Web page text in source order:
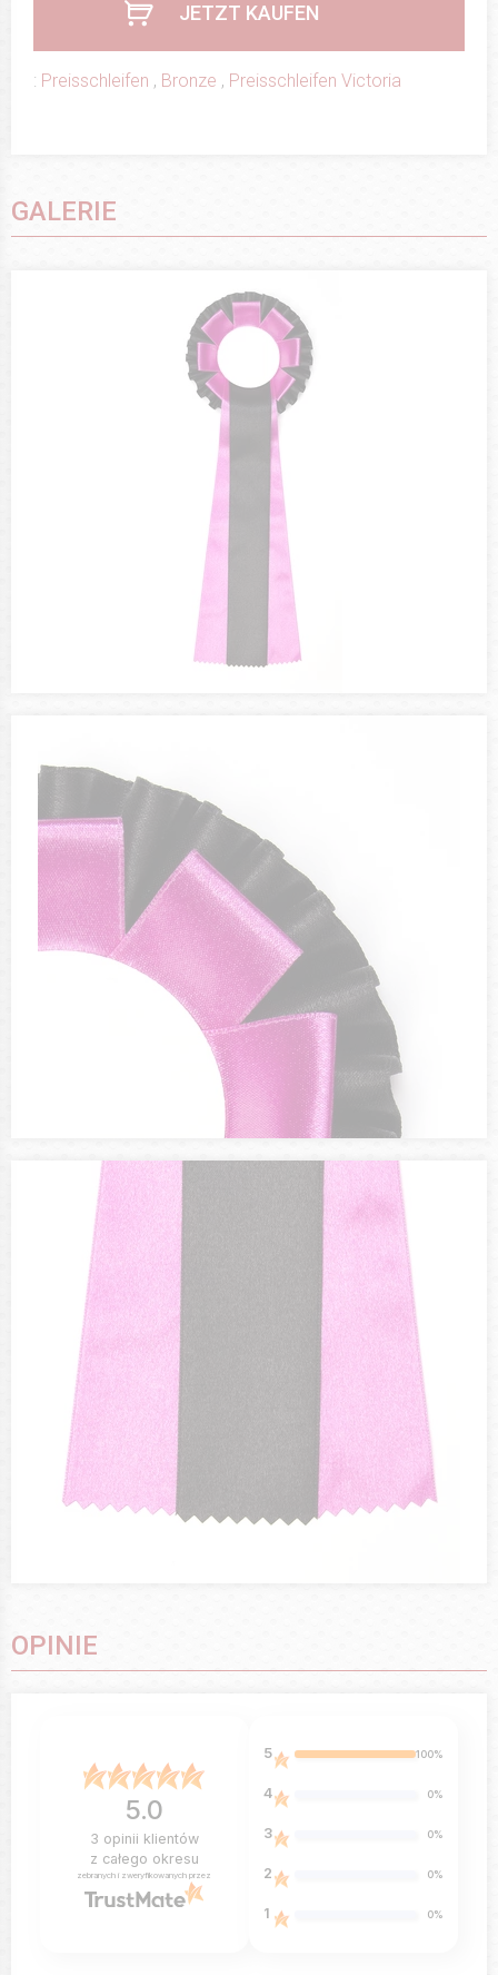
JETZT KAUFEN
: Preisschleifen , Bronze , Preisschleifen Victoria
GALERIE
OPINIE
5.0
3 opinii klientów
z całego okresu
zebranych i zweryfikowanych przez
5 100%
4 0%
3 0%
2 0%
1 0%